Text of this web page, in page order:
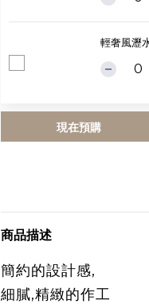
輕奢風瀝
現在預購
商品描述
簡約的設計感,
細膩,精緻的作工